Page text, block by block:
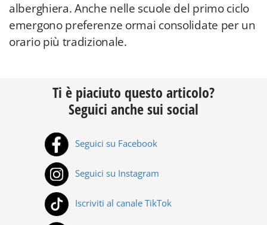
alberghiera. Anche nelle scuole del primo ciclo
emergono preferenze ormai consolidate per un
orario più tradizionale.
Ti è piaciuto questo articolo?
Seguici anche sui social
Seguici su Facebook
Seguici su Instagram
Iscriviti al canale TikTok